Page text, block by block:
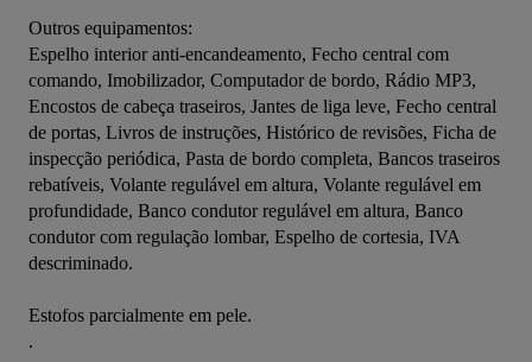
Outros equipamentos:
Espelho interior anti-encandeamento, Fecho central com
comando, Imobilizador, Computador de bordo, Rádio MP3,
Encostos de cabeça traseiros, Jantes de liga leve, Fecho central
de portas, Livros de instruções, Histórico de revisões, Ficha de
inspecção periódica, Pasta de bordo completa, Bancos traseiros
rebatíveis, Volante regulável em altura, Volante regulável em
profundidade, Banco condutor regulável em altura, Banco
condutor com regulação lombar, Espelho de cortesia, IVA
descriminado.
Estofos parcialmente em pele.
.